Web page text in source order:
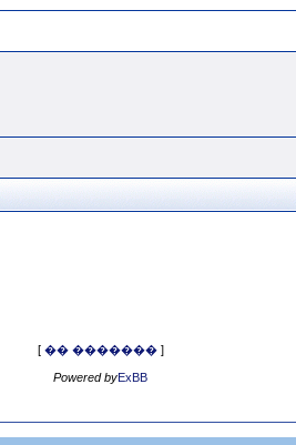
[ �� �������]
Powered byExBB